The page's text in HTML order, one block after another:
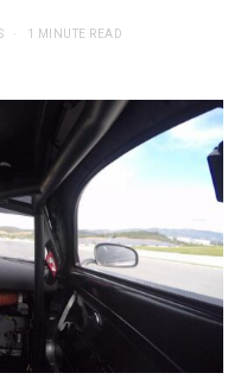
1 MINUTE READ